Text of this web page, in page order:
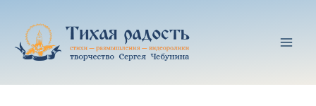
содержимому